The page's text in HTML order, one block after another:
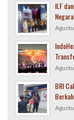
ILF
BRI